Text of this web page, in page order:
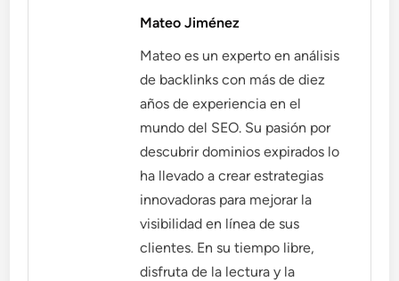
Mateo Jiménez
Mateo es un experto en análisis
de backlinks con más de diez
años de experiencia en el
mundo del SEO. Su pasión por
descubrir dominios expirados lo
ha llevado a crear estrategias
innovadoras para mejorar la
visibilidad en línea de sus
clientes. En su tiempo libre,
disfruta de la lectura y la